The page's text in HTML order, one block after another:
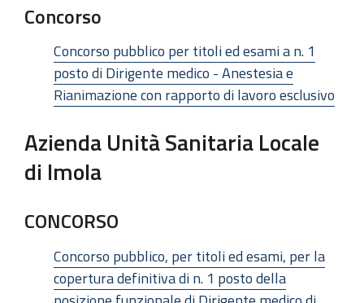
Concorso
Concorso pubblico per titoli ed esami a n. 1
posto di Dirigente medico - Anestesia e
Rianimazione con rapporto di lavoro esclusivo
Azienda Unità Sanitaria Locale
di Imola
CONCORSO
Concorso pubblico, per titoli ed esami, per la
copertura definitiva di n. 1 posto della